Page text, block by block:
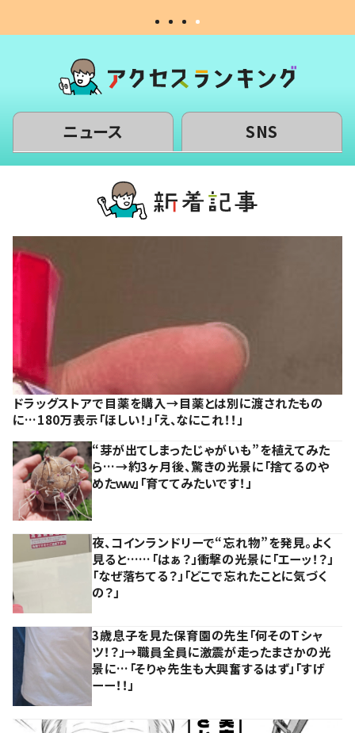
ニュース SNS
ドラッグストアで目薬を購入→目薬とは別に渡されたもの
に…180万表示「ほしい！」「え、なにこれ！！」
“芽が出てしまったじゃがいも”を植えてみた
ら…→約3ヶ月後、驚きの光景に「捨てるのや
めたｗｗ」「育ててみたいです！」
夜、コインランドリーで“忘れ物”を発見。よく
見ると……「はぁ？」衝撃の光景に「エーッ！？」
「なぜ落ちてる？」「どこで忘れたことに気づく
の？」
3歳息子を見た保育園の先生「何そのTシャ
ツ！？」→職員全員に激震が走ったまさかの光
景に…「そりゃ先生も大興奮するはず」「すげ
ーー！！」